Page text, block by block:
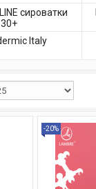
сироватки
30+
Italy
-20%